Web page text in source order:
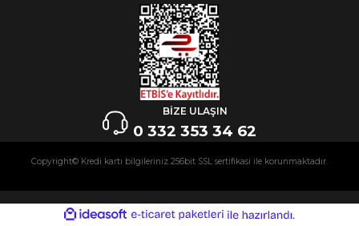
BİZE ULAŞIN
0 332 353 34 62
Copyright© Kredi kartı bilgileriniz 256bit SSL sertifikası ile korunmaktadır.
ideasoft
e-